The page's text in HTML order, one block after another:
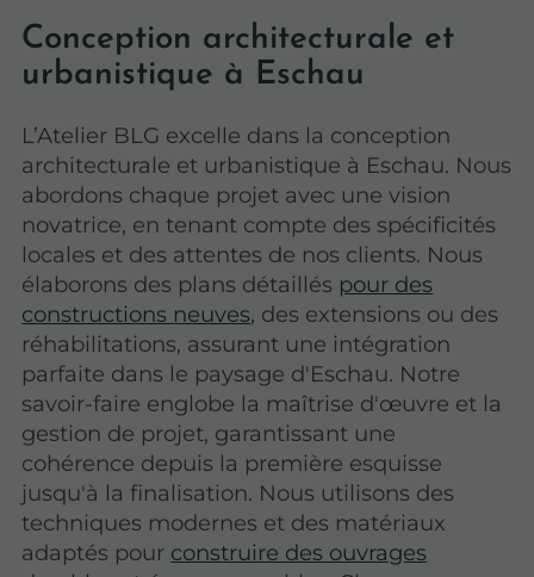
Conception architecturale et
urbanistique à Eschau
L’Atelier BLG excelle dans la conception
architecturale et urbanistique à Eschau. Nous
abordons chaque projet avec une vision
novatrice, en tenant compte des spécificités
locales et des attentes de nos clients. Nous
élaborons des plans détaillés pour des
constructions neuves, des extensions ou des
réhabilitations, assurant une intégration
parfaite dans le paysage d'Eschau. Notre
savoir-faire englobe la maîtrise d'œuvre et la
gestion de projet, garantissant une
cohérence depuis la première esquisse
jusqu'à la finalisation. Nous utilisons des
techniques modernes et des matériaux
adaptés pour construire des ouvrages